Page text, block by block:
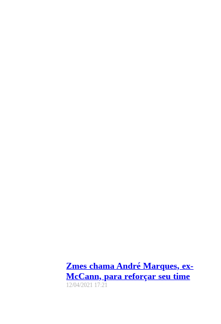
Zmes chama André Marques, ex-
McCann, para reforçar seu time
12/04/2021 17:21